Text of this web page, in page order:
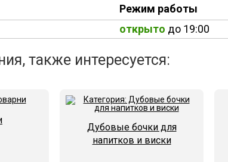
Режим работы
открыто до 19:00
также интересуется:
Дубовые бочки для
напитков и виски